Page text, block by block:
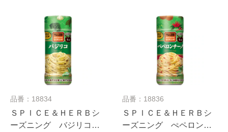
品番：18834
ＳＰＩＣＥ＆ＨＥＲＢシ
ーズニング バジリコ
品番：18836
ＳＰＩＣＥ＆ＨＥＲＢシ
ーズニング ぺペロンチ